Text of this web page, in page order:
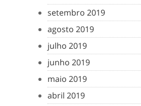
setembro 2019
agosto 2019
julho 2019
junho 2019
maio 2019
abril 2019